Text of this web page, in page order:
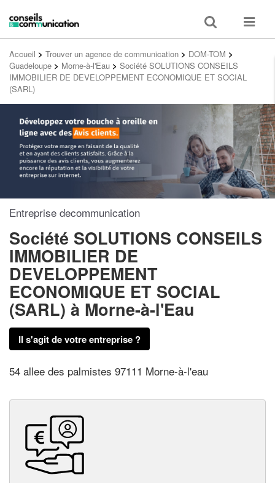
Toggle
search
Toggle
Accueil > Trouver un agence de communication > DOM-TOM >
Guadeloupe > Morne-à-l'Eau > Société SOLUTIONS CONSEILS
IMMOBILIER DE DEVELOPPEMENT ECONOMIQUE ET SOCIAL
(SARL)
Entreprise decommunication
Société SOLUTIONS CONSEILS
IMMOBILIER DE
DEVELOPPEMENT
ECONOMIQUE ET SOCIAL
(SARL) à Morne-à-l'Eau
Il s'agit de votre entreprise ?
54 allee des palmistes 97111 Morne-à-l'eau